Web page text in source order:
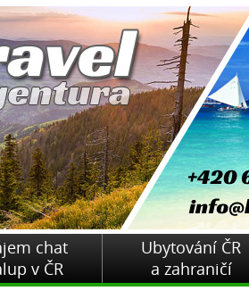
chat
v ČR
Ubytování ČR
a zahraničí